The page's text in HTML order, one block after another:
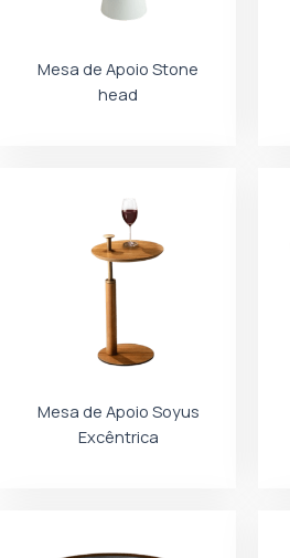
Mesa de Apoio Stone
head
Mesa de Apoio Soyus
Excêntrica